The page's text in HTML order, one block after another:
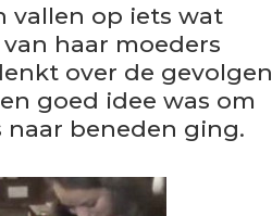
vallen op iets wat
haar moeders
over de gevolgen
goed idee was om
beneden ging.